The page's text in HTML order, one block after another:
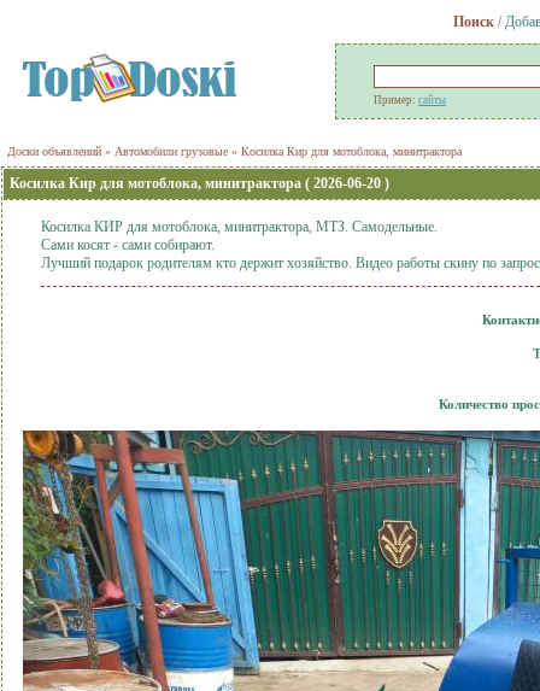
Поиск/
Пример: сайты
Доски объявлений » Автомобили грузовые » Косилка Кир для мотоблока, минитрактора
Косилка Кир для мотоблока, минитрактора ( 2026-06-20 )
Косилка КИР для мотоблока, минитрактора, МТЗ. Самодельные.
Сами косят - сами собирают.
Лучший подарок родителям кто держит хозяйство. Видео работы скину по
Количество